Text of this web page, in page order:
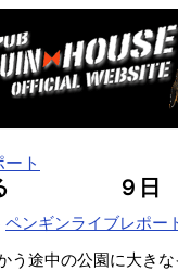
ト
える ９日
ペンギンライブレポー
う途中の公園に大き